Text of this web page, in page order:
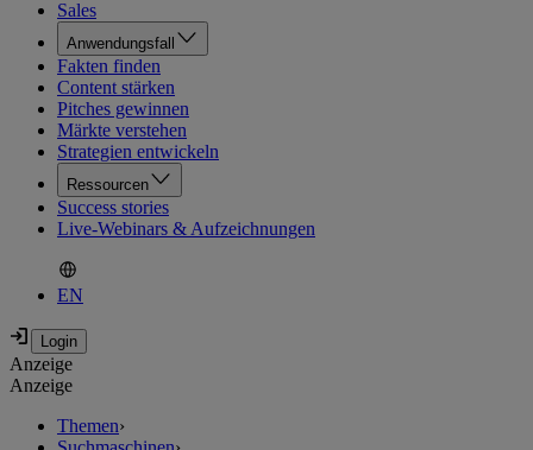
Sales
Anwendungsfall
Fakten finden
Content stärken
Pitches gewinnen
Märkte verstehen
Strategien entwickeln
Ressourcen
Success stories
Live-Webinars & Aufzeichnungen
EN
Anzeige
Anzeige
Themen›